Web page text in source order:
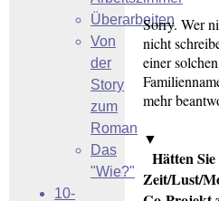
Überarbeiten
Von
der
Story
zum
Roman
Das
"Wie?"
10-
Sorry. Wer
nicht
einer
mehr
▼
Hätten
Zeit/Lust/